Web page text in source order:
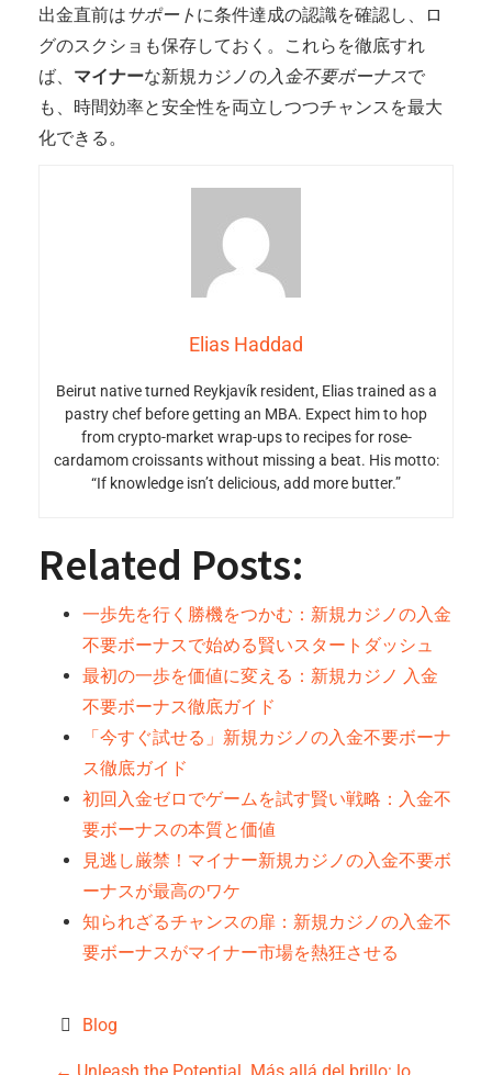
出金直前はサポート に条件達成の認識を確認し、ロ
グのスクショも保存しておく。これらを徹底すれ
ば、 マイナーな新規カジノの入金不要ボーナスで
も、時間効率と安全性を両立しつつチャンスを最大
化できる。
Elias Haddad
Beirut native turned Reykjavík resident, Elias trained as a
pastry chef before getting an MBA. Expect him to hop
from crypto-market wrap-ups to recipes for rose-
cardamom croissants without missing a beat. His motto:
“If knowledge isn’t delicious, add more butter.”
Related Posts:
一歩先を行く勝機をつかむ：新規カジノの入金
不要ボーナスで始める賢いスタートダッシュ
最初の一歩を価値に変える：新規カジノ 入金
不要ボーナス徹底ガイド
「今すぐ試せる」新規カジノの入金不要ボーナ
ス徹底ガイド
初回入金ゼロでゲームを試す賢い戦略：入金不
要ボーナスの本質と価値
見逃し厳禁！マイナー新規カジノの入金不要ボ
ーナスが最高のワケ
知られざるチャンスの扉：新規カジノの入金不
要ボーナスがマイナー市場を熱狂させる
Blog